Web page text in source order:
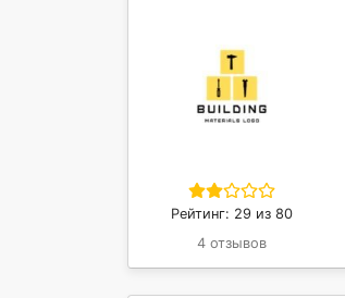
Рейтинг: 29 из 80
4 отзывов